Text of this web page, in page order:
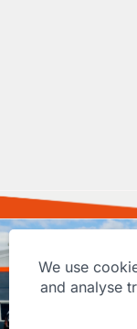
We use
and analyse